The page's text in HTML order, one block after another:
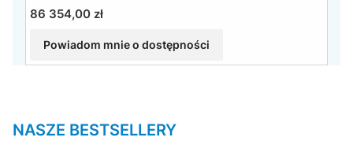
Cena
86 354,00 zł
Powiadom mnie o dostępności
NASZE BESTSELLERY